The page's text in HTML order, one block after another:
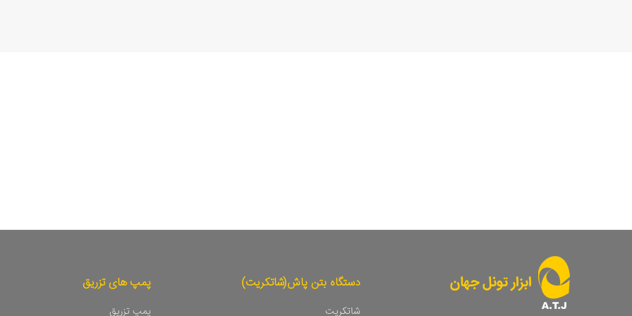
دستگاه بتن پاش(شاتکریت)
شاتکریت
پمپ های تزریق
پمپ تزریق